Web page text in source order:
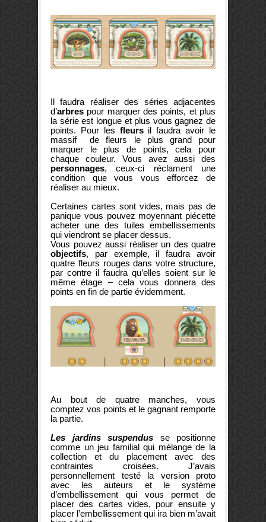
Il faudra réaliser des séries adjacentes
d’arbres pour marquer des points, et plus
la série est longue et plus vous gagnez de
points. Pour les fleursil faudra avoir le
massif de fleurs le plus grand pour
marquer le plus de points, cela pour
chaque couleur. Vous avez aussi des
personnages, ceux-ci réclament une
condition que vous vous efforcez de
réaliser au mieux.
Certaines cartes sont vides, mais pas de
panique vous pouvez moyennant piécette
acheter une des tuiles embellissements
qui viendront se placer dessus.
Vous pouvez aussi réaliser un des quatre
objectifs, par exemple, il faudra avoir
quatre fleurs rouges dans votre structure,
par contre il faudra qu’elles soient sur le
même étage – cela vous donnera des
points en fin de partie évidemment.
Au bout de quatre manches, vous
comptez vos points et le gagnant remporte
la partie.
Les jardins suspendus se positionne
comme un jeu familial qui mélange de la
collection et du placement avec des
contraintes croisées. J’avais
personnellement testé la version proto
avec les auteurs et le système
d’embellissement qui vous permet de
placer des cartes vides, pour ensuite y
placer l’embellissement qui ira bien m’avait